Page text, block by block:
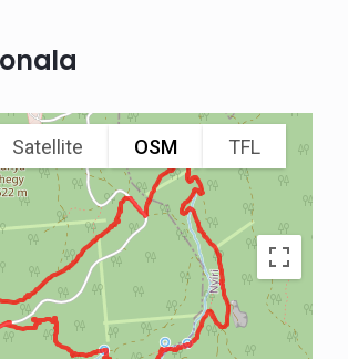
Satellite OSM
TFL